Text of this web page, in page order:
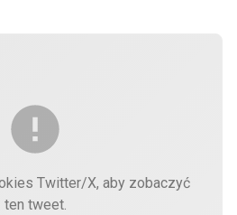
Twitter/X, aby zobaczyć
ten tweet.